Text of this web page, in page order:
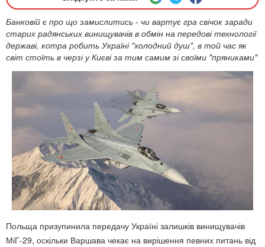
Банковій є про що замислитись - чи вартує гра свічок заради
старих радянських винищувачів в обмін на передові технології
державі, котра робить Україні "холодний душ", в той час як
світ стоїть в черзі у Києві за тим самим зі своїми "пряниками"
Польща призупинила передачу Україні залишків винищувачів
МіГ-29, оскільки Варшава чекає на вирішення певних питань від